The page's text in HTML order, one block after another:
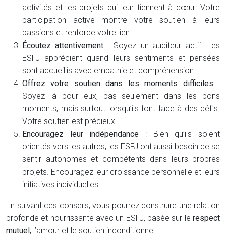
activités et les projets qui leur tiennent à cœur. Votre
participation active montre votre soutien à leurs
passions et renforce votre lien.
Écoutez attentivement : Soyez un auditeur actif. Les
ESFJ apprécient quand leurs sentiments et pensées
sont accueillis avec empathie et compréhension.
Offrez votre soutien dans les moments difficiles :
Soyez là pour eux, pas seulement dans les bons
moments, mais surtout lorsqu’ils font face à des défis.
Votre soutien est précieux.
Encouragez leur indépendance : Bien qu’ils soient
orientés vers les autres, les ESFJ ont aussi besoin de se
sentir autonomes et compétents dans leurs propres
projets. Encouragez leur croissance personnelle et leurs
initiatives individuelles.
En suivant ces conseils, vous pourrez construire une relation
profonde et nourrissante avec un ESFJ, basée sur le respect
mutuel, l’amour et le soutien inconditionnel.